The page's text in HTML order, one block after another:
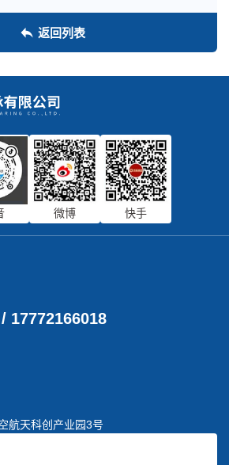
返回列表
微博 快手
17772166018
航天科创产业园3号